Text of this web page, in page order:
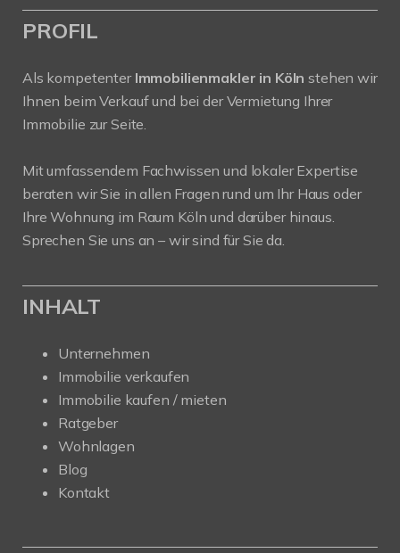
PROFIL
Als kompetenter Immobilienmakler in Köln stehen wir
Ihnen beim Verkauf und bei der Vermietung Ihrer
Immobilie zur Seite.
Mit umfassendem Fachwissen und lokaler Expertise
beraten wir Sie in allen Fragen rund um Ihr Haus oder
Ihre Wohnung im Raum Köln und darüber hinaus.
Sprechen Sie uns an – wir sind für Sie da.
INHALT
Unternehmen
Immobilie verkaufen
Immobilie kaufen / mieten
Ratgeber
Wohnlagen
Blog
Kontakt